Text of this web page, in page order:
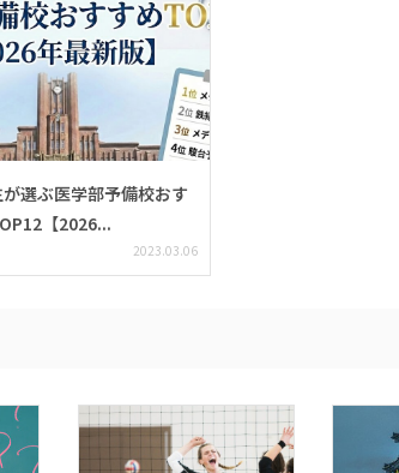
選ぶ医学部予備校おす
【2026...
2023.03.06